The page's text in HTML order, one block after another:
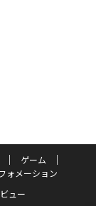
ゲーム
ォメーション
ュー